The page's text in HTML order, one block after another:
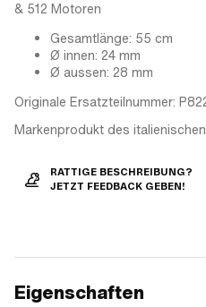
& 512 Motoren
Gesamtlänge: 55 cm
Ø innen: 24 mm
Ø aussen: 28 mm
Originale Ersatzteilnummer:
Markenprodukt des
RATTIGE BESCHREIBUNG?
JETZT FEEDBACK GEBEN!
Eigenschaften